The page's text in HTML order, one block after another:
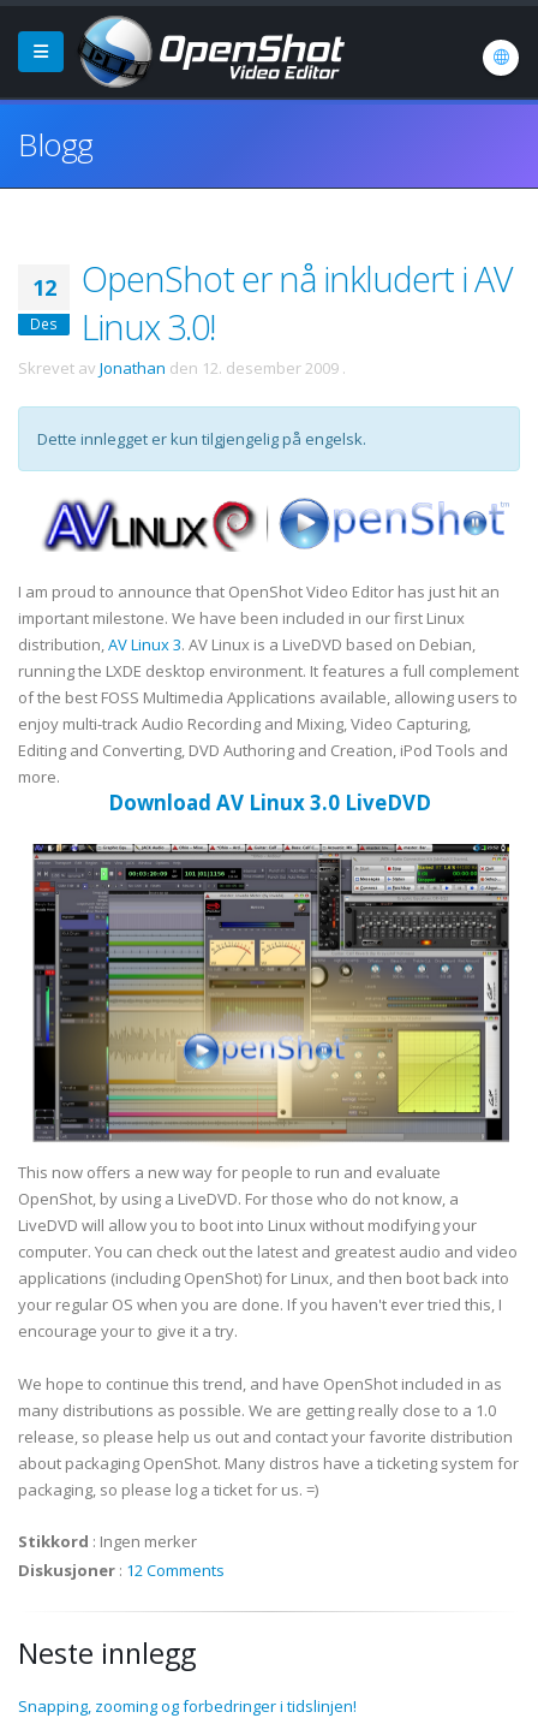
Blogg
12
Des
OpenShot er nå inkludert i AV
Linux 3.0!
Skrevet av Jonathan den 12. desember 2009 .
Dette innlegget er kun tilgjengelig på engelsk.
I am proud to announce that OpenShot Video Editor has just hit an
important milestone. We have been included in our first Linux
distribution,AV Linux 3. AV Linux is a LiveDVD based on Debian,
running the LXDE desktop environment. It features a full complement
of the best FOSS Multimedia Applications available, allowing users to
enjoy multi-track Audio Recording and Mixing, Video Capturing,
Editing and Converting, DVD Authoring and Creation, iPod Tools and
more.
Download AV Linux 3.0 LiveDVD
This now offers a new way for people to run and evaluate
OpenShot, by using a LiveDVD. For those who do not know, a
LiveDVD will allow you to boot into Linux without modifying your
computer. You can check out the latest and greatest audio and video
applications (including OpenShot) for Linux, and then boot back into
your regular OS when you are done. If you haven't ever tried this, I
encourage your to give it a try.
We hope to continue this trend, and have OpenShot included in as
many distributions as possible. We are getting really close to a 1.0
release, so please help us out and contact your favorite distribution
about packaging OpenShot. Many distros have a ticketing system for
packaging, so please log a ticket for us. =)
Stikkord : Ingen merker
Diskusjoner : 12 Comments
Neste innlegg
Snapping, zooming og forbedringer i tidslinjen!